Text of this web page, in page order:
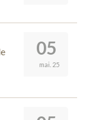
05
mai. 25